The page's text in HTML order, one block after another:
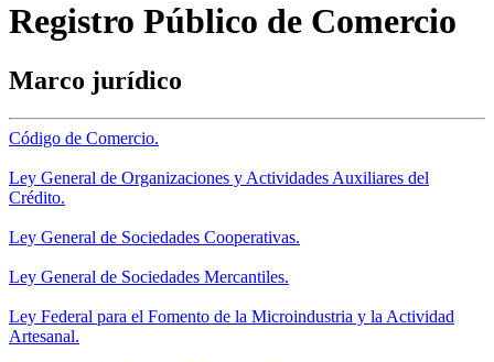
Registro Público de Comercio
Marco jurídico
Código de Comercio.
Ley General de Organizaciones y Actividades Auxiliares del
Crédito.
Ley General de Sociedades Cooperativas.
Ley General de Sociedades Mercantiles.
Ley Federal para el Fomento de la Microindustria y la Actividad
Artesanal.